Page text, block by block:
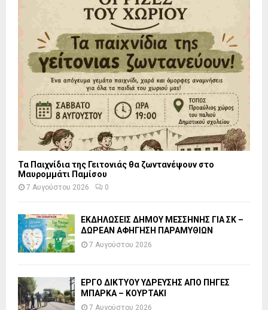
Τα Παιχνίδια της Γειτονιάς θα ζωντανέψουν στο
Μαυρομμάτι Παμίσου
7 Αυγούστου 2026 0
ΕΚΔΗΛΩΣΕΙΣ ΔΗΜΟΥ ΜΕΣΣΗΝΗΣ ΓΙΑ ΣΚ –
ΔΩΡΕΑΝ ΑΦΗΓΗΣΗ ΠΑΡΑΜΥΘΙΩΝ
7 Αυγούστου 2026
ΕΡΓΟ ΔΙΚΤΥΟΥ ΥΔΡΕΥΣΗΣ ΑΠΟ ΠΗΓΕΣ
ΜΠΑΡΚΑ – ΚΟΥΡΤΑΚΙ
7 Αυγούστου 2026